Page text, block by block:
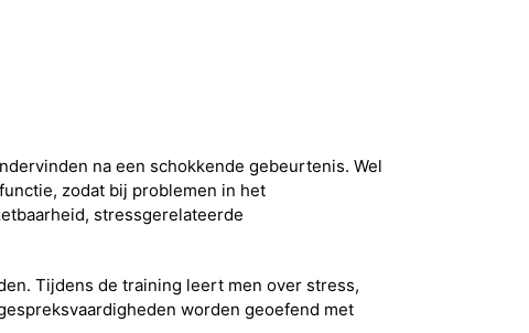
na een schokkende gebeurtenis. Wel
zodat bij problemen in het
stressgerelateerde
Tijdens de training leert men over stress,
worden geoefend met